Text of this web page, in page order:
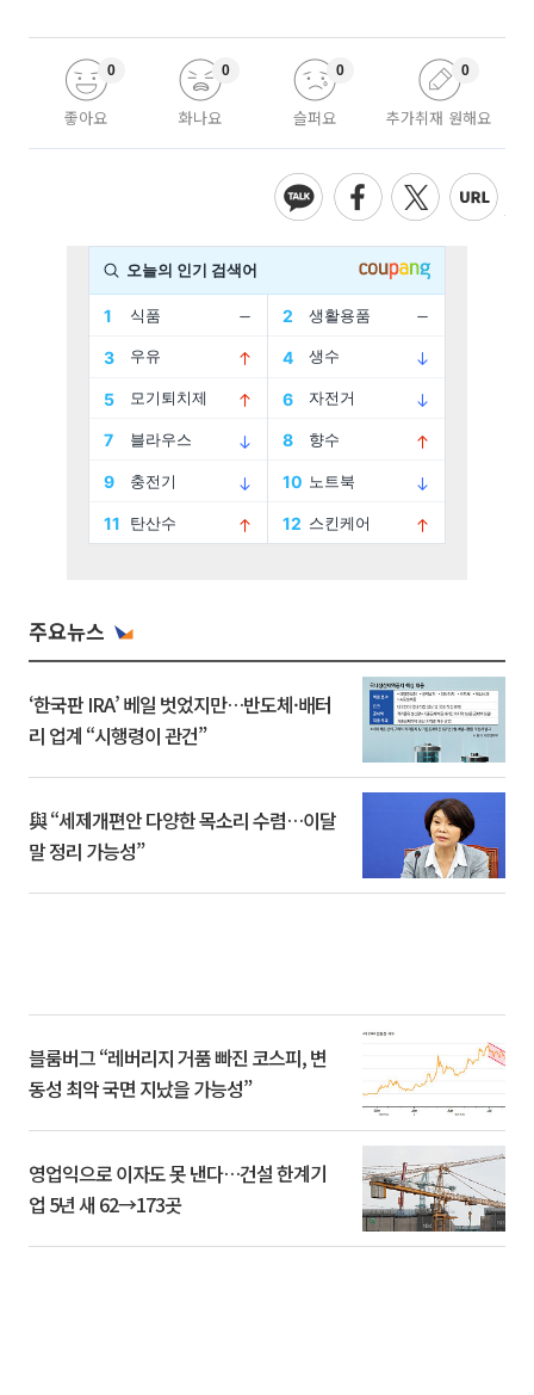
좋아요
0
화나요
0
슬퍼요
0
추가취재 원해요
0
주요뉴스
‘한국판 IRA’ 베일 벗었지만…반도체·배터
리 업계 “시행령이 관건”
與 “세제개편안 다양한 목소리 수렴…이달
말 정리 가능성”
블룸버그 “레버리지 거품 빠진 코스피, 변
동성 최악 국면 지났을 가능성”
영업익으로 이자도 못 낸다…건설 한계기
업 5년 새 62→173곳